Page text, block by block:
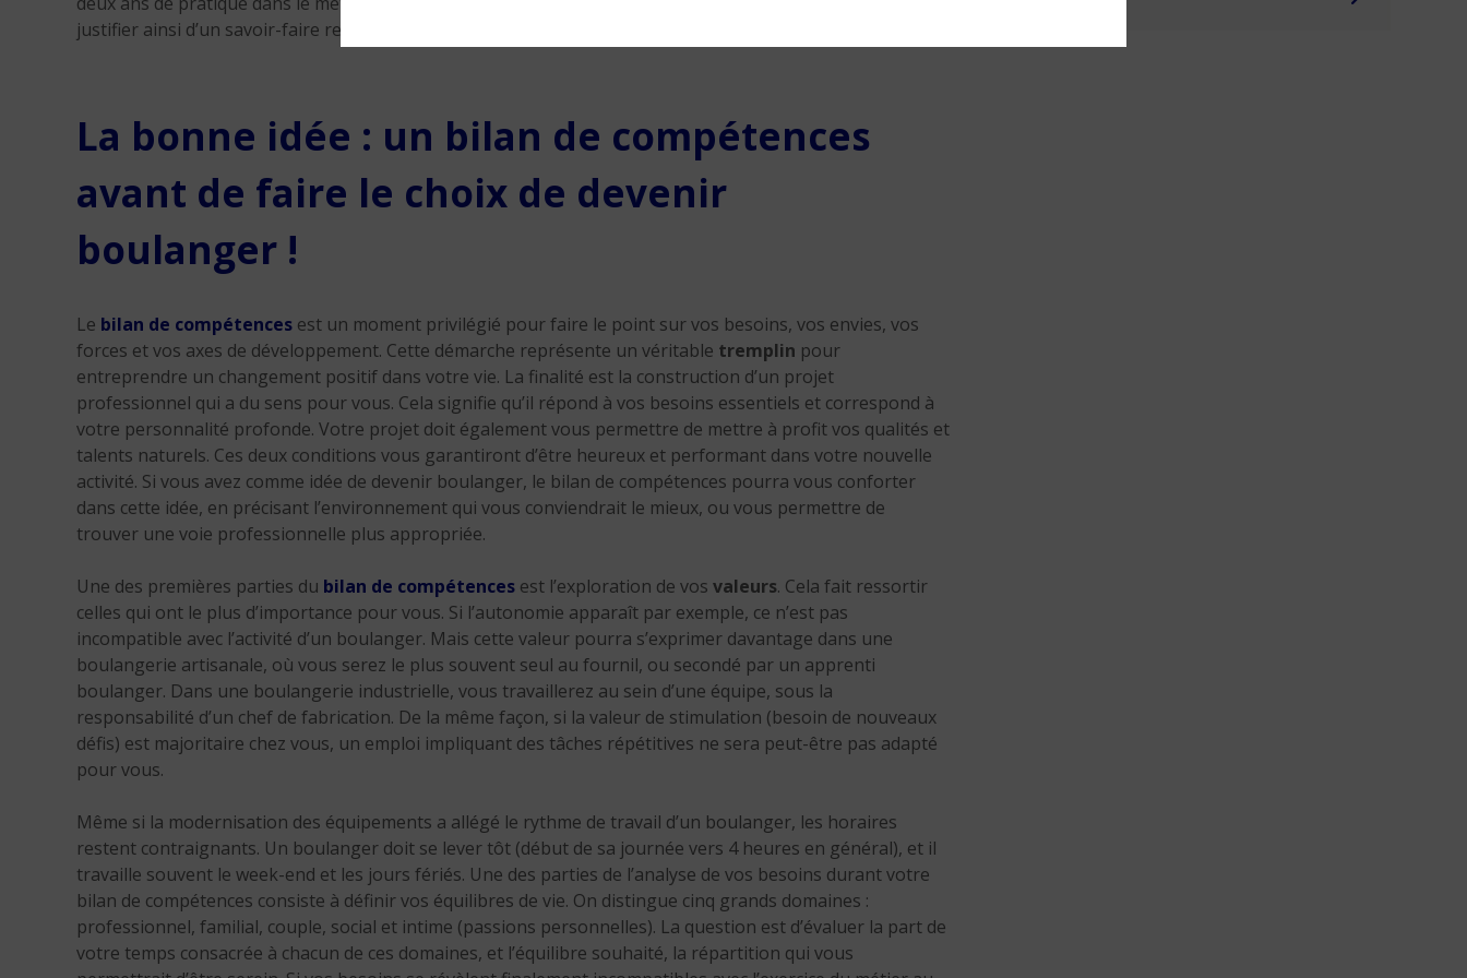
justifier ainsi d’un savoir-faire reconnu au titre de l’artisanat ou des actions de formation.
La bonne idée : un bilan de compétences
avant de faire le choix de devenir
boulanger !
Le bilan de compétences est un moment privilégié pour faire le point sur vos besoins, vos envies, vos
forces et vos axes de développement. Cette démarche représente un véritable tremplin pour
entreprendre un changement positif dans votre vie. La finalité est la construction d’un projet
professionnel qui a du sens pour vous. Cela signifie qu’il répond à vos besoins essentiels et correspond à
votre personnalité profonde. Votre projet doit également vous permettre de mettre à profit vos qualités et
talents naturels. Ces deux conditions vous garantiront d’être heureux et performant dans votre nouvelle
activité. Si vous avez comme idée de devenir boulanger, le bilan de compétences pourra vous conforter
dans cette idée, en précisant l’environnement qui vous conviendrait le mieux, ou vous permettre de
trouver une voie professionnelle plus appropriée.
Une des premières parties du bilan de compétences est l’exploration de vos valeurs. Cela fait ressortir
celles qui ont le plus d’importance pour vous. Si l’autonomie apparaît par exemple, ce n’est pas
incompatible avec l’activité d’un boulanger. Mais cette valeur pourra s’exprimer davantage dans une
boulangerie artisanale, où vous serez le plus souvent seul au fournil, ou secondé par un apprenti
boulanger. Dans une boulangerie industrielle, vous travaillerez au sein d’une équipe, sous la
responsabilité d’un chef de fabrication. De la même façon, si la valeur de stimulation (besoin de nouveaux
défis) est majoritaire chez vous, un emploi impliquant des tâches répétitives ne sera peut-être pas adapté
pour vous.
Même si la modernisation des équipements a allégé le rythme de travail d’un boulanger, les horaires
restent contraignants. Un boulanger doit se lever tôt (début de sa journée vers 4 heures en général), et il
travaille souvent le week-end et les jours fériés. Une des parties de l’analyse de vos besoins durant votre
bilan de compétences consiste à définir vos équilibres de vie. On distingue cinq grands domaines :
professionnel, familial, couple, social et intime (passions personnelles). La question est d’évaluer la part de
votre temps consacrée à chacun de ces domaines, et l’équilibre souhaité, la répartition qui vous